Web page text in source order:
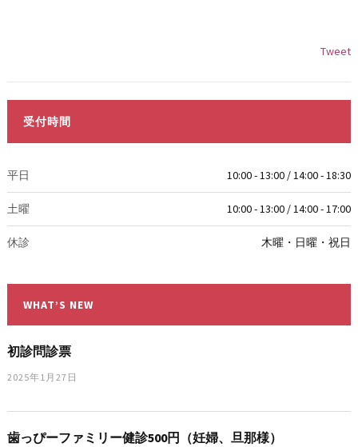
Tweet
受付時間
平日 10:00 - 13:00 / 14:00 - 18:30
土曜 10:00 - 13:00 / 14:00 - 17:00
休診 木曜・日曜・祝日
WHAT’S NEW
初診問診票
2025年1月27日
歯っぴーファミリー健診500円（妊婦、旦那様）